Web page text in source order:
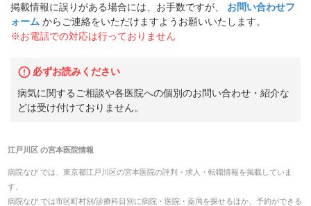
掲載情報に誤りがある場合には、お手数ですが、
お問い合わせフ
ォーム からご連絡をいただけますようお願いいたします。
※お電話での対応は行っておりません
必ずお読みください
病気に関するご相談や各医院への個別のお問い合わせ・紹介な
どは受け付けておりません。
江戸川区の宮本医院情報
病院なび では、 東京都江戸川区の宮本医院の評判・求人・転職情報を掲載していま
す。
病院なび では市区町村別/診療科目別に病院・医院・薬局を探せるほか、予約ができる